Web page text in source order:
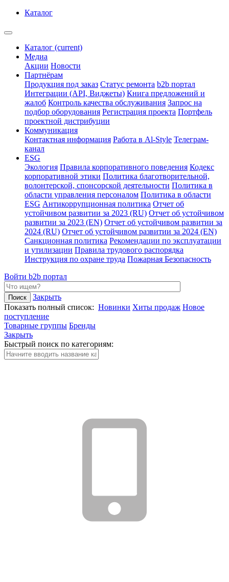
Каталог
Каталог (current)
Медиа
Акции Новости
Партнёрам
Продукция под заказ Статус ремонта b2b портал
Интеграции (API, Виджеты) Книга предложений и
жалоб Контроль качества обслуживания Запрос на
подбор оборудования Регистрация проекта Портфель
проектной дистрибуции
Коммуникация
Контактная информация Работа в Al-Style Телеграм-
канал
ESG
Экология Правила корпоративного поведения Кодекс
корпоративной этики Политика благотворительной,
волонтерской, спонсорской деятельности Политика в
области управления персоналом Политика в области
ESG Антикоррупционная политика Отчет об
устойчивом развитии за 2023 (RU) Отчет об устойчивом
развитии за 2023 (EN) Отчет об устойчивом развитии за
2024 (RU) Отчет об устойчивом развитии за 2024 (EN)
Санкционная политика Рекомендации по эксплуатации
и утилизации Правила трудового распорядка
Инструкция по охране труда Пожарная Безопасность
Войти b2b портал
Закрыть
Показать полный список: Новинки Хиты продаж Новое
поступление
Товарные группы Бренды
Закрыть
Быстрый поиск по категориям: